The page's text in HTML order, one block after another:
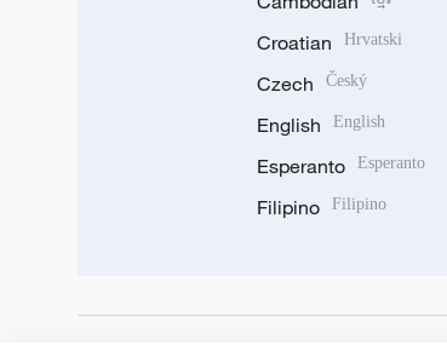
Croatian Hrvatski
Czech Český
English English
Esperanto Esperanto
Filipino Filipino